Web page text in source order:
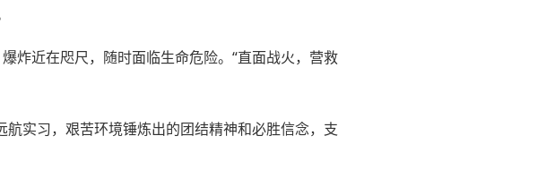
炸近在咫尺，随时面临生命危险。“直面战火，营救
实习，艰苦环境锤炼出的团结精神和必胜信念，支